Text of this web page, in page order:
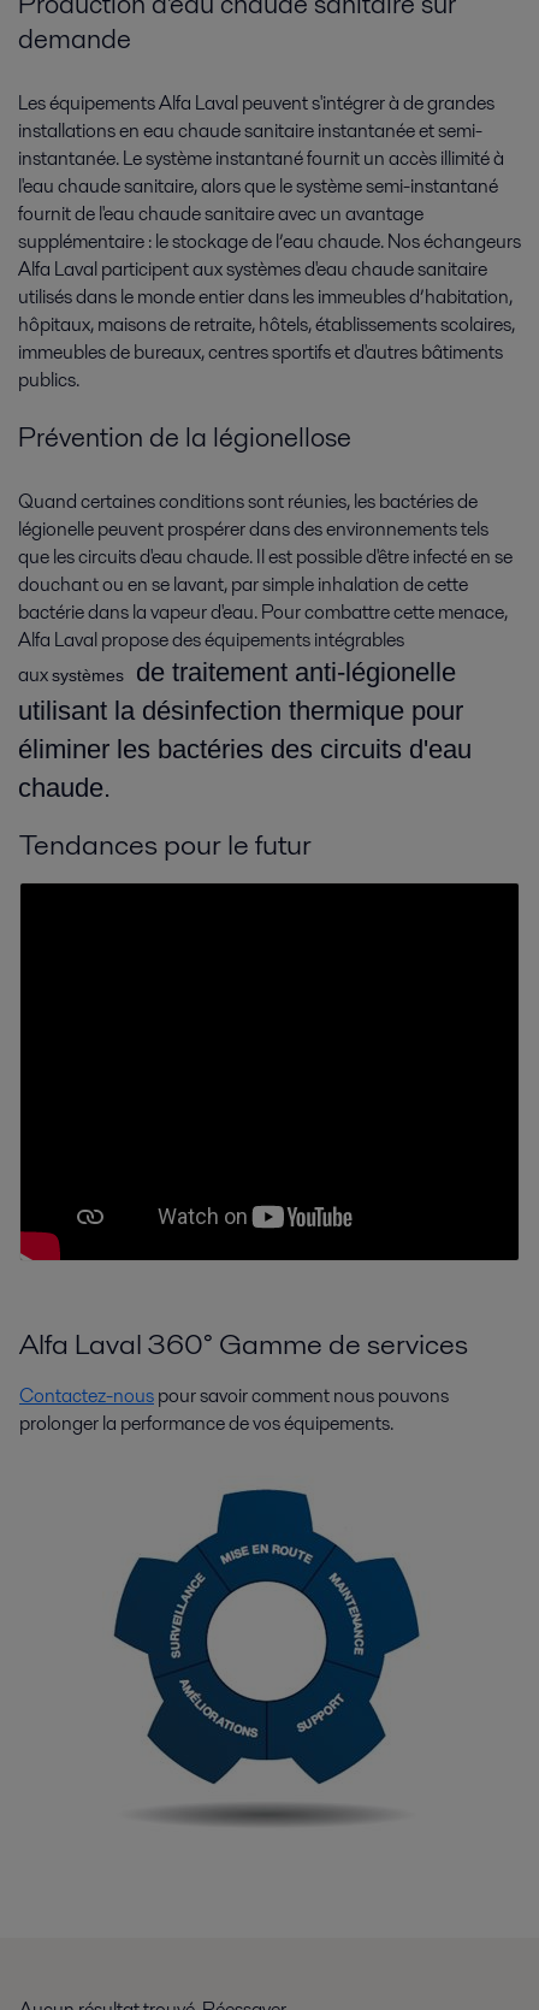
demande
Les équipements Alfa Laval peuvent s'intégrer à de grandes
installations en eau chaude sanitaire instantanée et semi-
instantanée. Le système instantané fournit un accès illimité à
l'eau chaude sanitaire, alors que le système semi-instantané
fournit de l'eau chaude sanitaire avec un avantage
supplémentaire : le stockage de l’eau chaude. Nos échangeurs
Alfa Laval participent aux systèmes d'eau chaude sanitaire
utilisés dans le monde entier dans les immeubles d’habitation,
hôpitaux, maisons de retraite, hôtels, établissements scolaires,
immeubles de bureaux, centres sportifs et d'autres bâtiments
publics.
Prévention de la légionellose
Quand certaines conditions sont réunies, les bactéries de
légionelle peuvent prospérer dans des environnements tels
que les circuits d'eau chaude. Il est possible d'être infecté en se
douchant ou en se lavant, par simple inhalation de cette
bactérie dans la vapeur d'eau. Pour combattre cette menace,
Alfa Laval propose des équipements intégrables
auxsystèmes
de traitement anti-légionelle
utilisant la désinfection thermique pour
éliminer les bactéries des circuits d'eau
chaude.
Tendances pour le futur
Alfa Laval 360° Gamme de services
Contactez-nouspour savoir comment nous pouvons
prolonger la performance de vos équipements.